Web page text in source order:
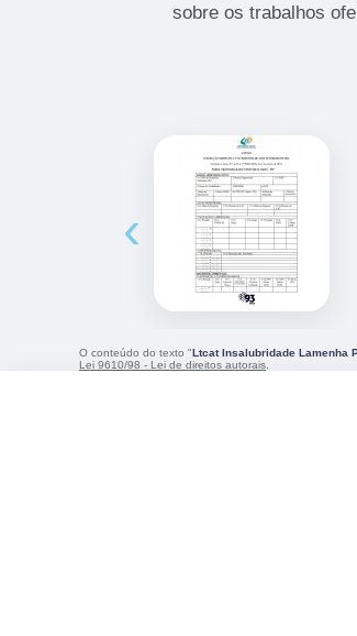
sobre os trabalhos
‹
O conteúdo do texto "Ltcat Insalubridade Lamenha
Lei 9610/98 - Lei de direitos autorais